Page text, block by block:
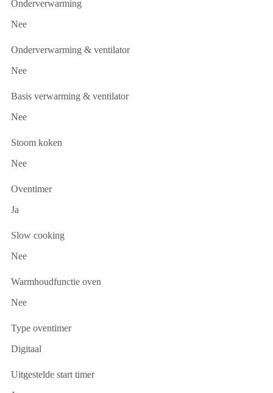
Onderverwarming
Nee
Onderverwarming & ventilator
Nee
Basis verwarming & ventilator
Nee
Stoom koken
Nee
Oventimer
Ja
Slow cooking
Nee
Warmhoudfunctie oven
Nee
Type oventimer
Digitaal
Uitgestelde start timer